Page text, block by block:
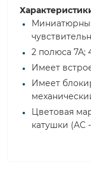
2 полюса 7А;
Имеет
Имеет
Цветовая
катушки (AC